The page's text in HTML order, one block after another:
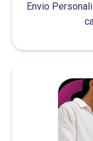
Envio